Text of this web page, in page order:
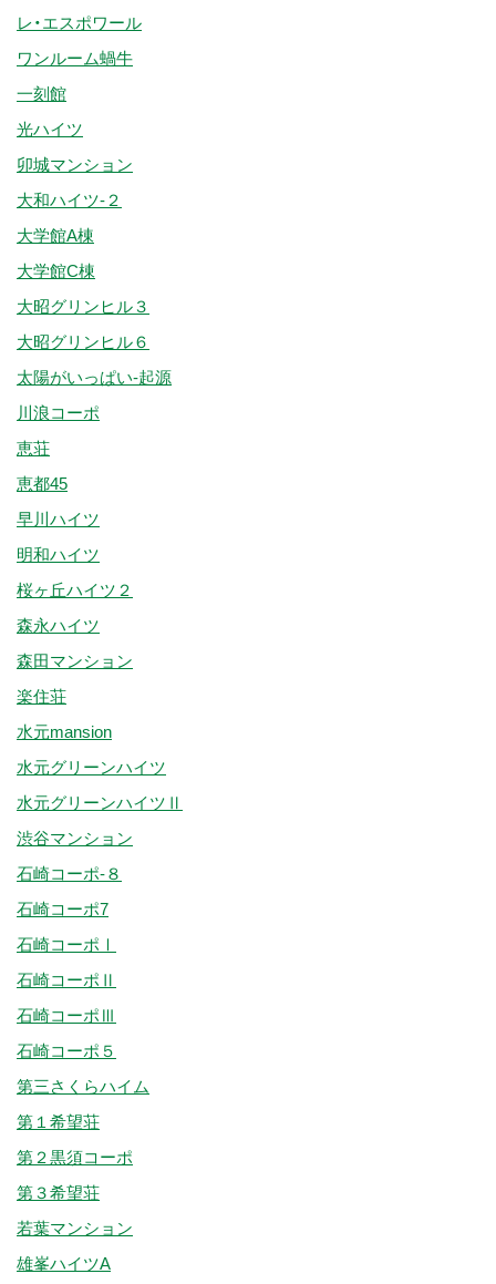
レ・エスポワール
ワンルーム蝸牛
一刻館
光ハイツ
卯城マンション
大和ハイツ-２
大学館A棟
大学館C棟
大昭グリンヒル３
大昭グリンヒル６
太陽がいっぱい-起源
川浪コーポ
恵荘
恵都45
早川ハイツ
明和ハイツ
桜ヶ丘ハイツ２
森永ハイツ
森田マンション
楽住荘
水元mansion
水元グリーンハイツ
水元グリーンハイツⅡ
渋谷マンション
石崎コーポ-８
石崎コーポ7
石崎コーポⅠ
石崎コーポⅡ
石崎コーポⅢ
石崎コーポ５
第三さくらハイム
第１希望荘
第２黒須コーポ
第３希望荘
若葉マンション
雄峯ハイツA